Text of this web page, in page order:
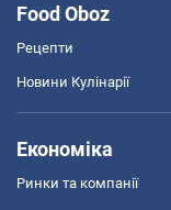
Food Oboz
Рецепти
Новини Кулінарії
Економіка
Ринки та компанії